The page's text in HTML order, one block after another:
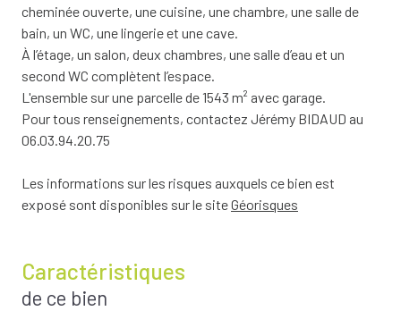
cheminée ouverte, une cuisine, une chambre, une salle de
bain, un WC, une lingerie et une cave.
À l’étage, un salon, deux chambres, une salle d’eau et un
second WC complètent l’espace.
L'ensemble sur une parcelle de 1543 m² avec garage.
Pour tous renseignements, contactez Jérémy BIDAUD au
06.03.94.20.75
Les informations sur les risques auxquels ce bien est
exposé sont disponibles sur le siteGéorisques
Caractéristiques
de ce bien